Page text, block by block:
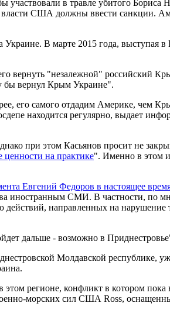
в травле убитого Бориса
власти США должны ввести санкции.
В марте 2015 года, выступая в
вернуть "незалежной" российский
бы вернул Крым Украине".
его самого отдадим Америке, чем
находится регулярно, выдает
при этом Касьянов просит не
на практике". Именно в этом и
Евгений Федоров в настоящее
иностранным СМИ. В частности, по
направленных на нарушение
дальше - возможно в
Молдавской республике,
регионе, конфликт в котором пока
морских сил США Ross,